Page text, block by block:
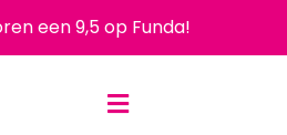
een 9,5 op Funda!